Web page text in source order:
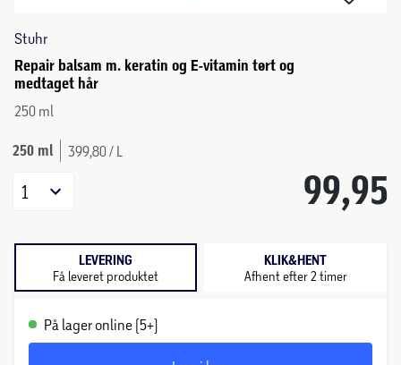
Stuhr
Repair balsam m. keratin og E-vitamin tørt og
medtaget hår
250 ml
250 ml 399,80 / L
99,95
1
LEVERING
Få leveret produktet
KLIK&HENT
Afhent efter 2 timer
På lager online (5+)